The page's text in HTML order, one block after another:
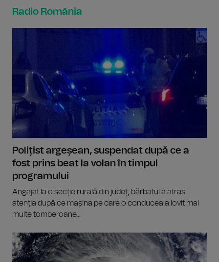
Radio România
Polițist argeșean, suspendat după ce a
fost prins beat la volan în timpul
programului
Angajat la o secție rurală din județ, bărbatul a atras
atenția după ce mașina pe care o conducea a lovit mai
multe tomberoane...